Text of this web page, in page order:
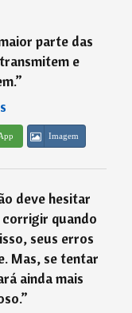
parte das
e
”
Imagem
deve hesitar
corrigir quando
seus erros
Mas, se tentar
ainda mais
”